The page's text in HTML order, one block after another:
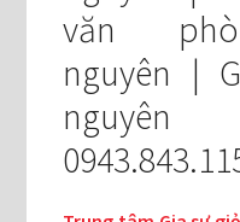
văn
nguyên |